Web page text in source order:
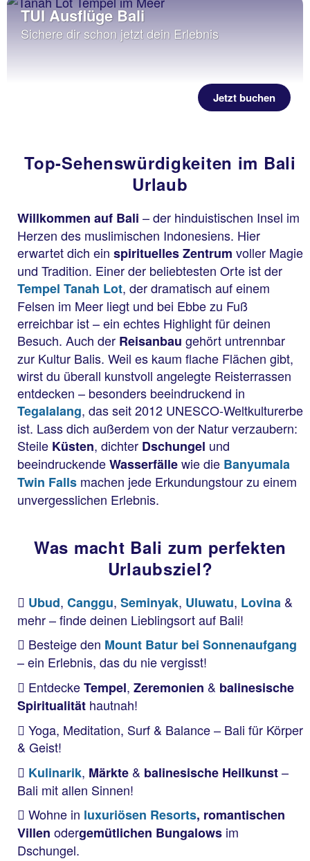
TUI Ausflüge Bali
Sichere dir schon jetzt dein Erlebnis
Jetzt buchen
Top-Sehenswürdigkeiten im Bali
Urlaub
Willkommen auf Bali – der hinduistischen Insel im
Herzen des muslimischen Indonesiens. Hier
erwartet dich ein spirituelles Zentrum voller Magie
und Tradition. Einer der beliebtesten Orte ist der
Tempel Tanah Lot, der dramatisch auf einem
Felsen im Meer liegt und bei Ebbe zu Fuß
erreichbar ist – ein echtes Highlight für deinen
Besuch. Auch der Reisanbau gehört untrennbar
zur Kultur Balis. Weil es kaum flache Flächen gibt,
wirst du überall kunstvoll angelegte Reisterrassen
entdecken – besonders beeindruckend in
Tegalalang, das seit 2012 UNESCO-Weltkulturerbe
ist. Lass dich außerdem von der Natur verzaubern:
Steile Küsten, dichter Dschungel und
beeindruckendeWasserfällewie die Banyumala
Twin Falls machen jede Erkundungstour zu einem
unvergesslichen Erlebnis.
Was macht Bali zum perfekten
Urlaubsziel?
Ubud, Canggu, Seminyak, Uluwatu, Lovina &
mehr – finde deinen Lieblingsort auf Bali!
Besteige den Mount Batur bei Sonnenaufgang
– ein Erlebnis, das du nie vergisst!
EntdeckeTempel, Zeremonien & balinesische
Spiritualität hautnah!
Yoga, Meditation, Surf & Balance – Bali für Körper
& Geist!
Kulinarik, Märkte & balinesische Heilkunst–
Bali mit allen Sinnen!
Wohne in luxuriösen Resorts, romantischen
Villen odergemütlichen Bungalows im
Dschungel.